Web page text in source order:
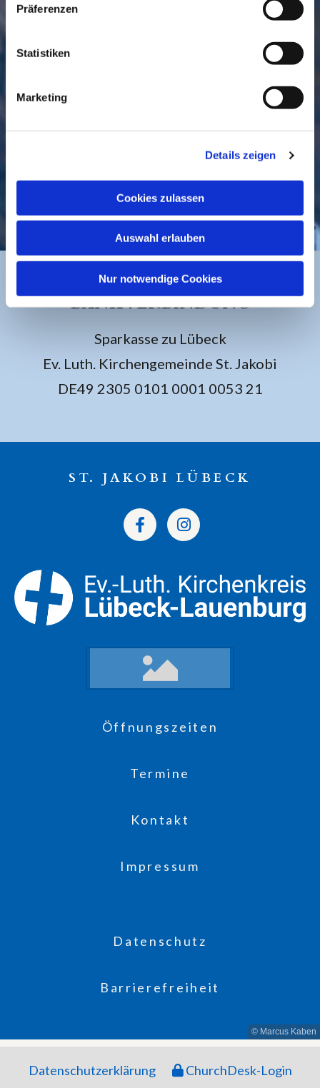
Präferenzen
Statistiken
Marketing
Details zeigen
Cookies zulassen
Auswahl erlauben
Nur notwendige Cookies
KONTAKT
BANKVERBINDUNG
Sparkasse zu Lübeck
Ev. Luth. Kirchengemeinde St. Jakobi
DE49 2305 0101 0001 0053 21
ST. JAKOBI LÜBECK
Öffnungszeiten
Termine
Kontakt
Impressum
Datenschutz
Barrierefreiheit
© Marcus Kaben
Datenschutzerklärung ChurchDesk-Login